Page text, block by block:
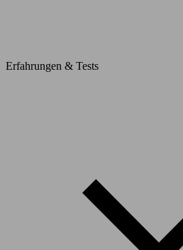
Erfahrungen & Tests